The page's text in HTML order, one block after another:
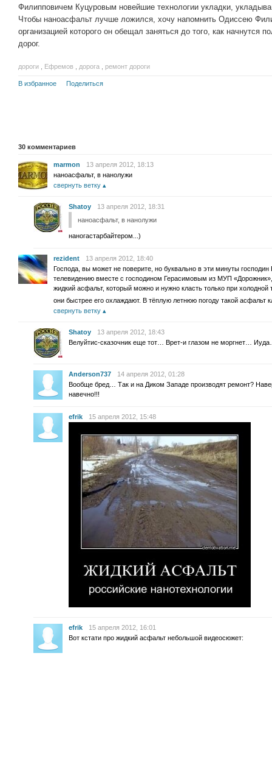
Филипповичем Куцуровым новейшие технологии укладки,
Чтобы наноасфальт лучше ложился, хочу напомнить Одиссею
организацией которого он обещал заняться до того, как начнутся
дорог.
дороги Ефремов дорога ремонт дороги
В избранное Поделиться
30 комментариев
marmon
13 апреля 2012, 18:13
наноасфальт, в нанолужи
свернуть ветку
Shatoy
13 апреля 2012, 18:31
наноасфальт, в нанолужи
наногастарбайтером...)
rezident
13 апреля 2012, 18:40
Господа, вы может не поверите, но буквально в эти минуты
телевидению вместе с господином Герасимовым из МУП
жидкий асфальт, который можно и нужно класть только при
они быстрее его охлаждают. В тёплую летнюю погоду такой асфальт
свернуть ветку
Shatoy
13 апреля 2012, 18:43
Велуйтис-сказочник еще тот… Врет-и глазом не моргнет…
Anderson737
14 апреля 2012, 01:28
Вообще бред… Так и на Диком Западе производят ремонт?
навечно!!!
efrik 15 апреля 2012, 15:48
efrik
15 апреля 2012, 16:01
Вот кстати про жидкий асфальт небольшой видеосюжет: